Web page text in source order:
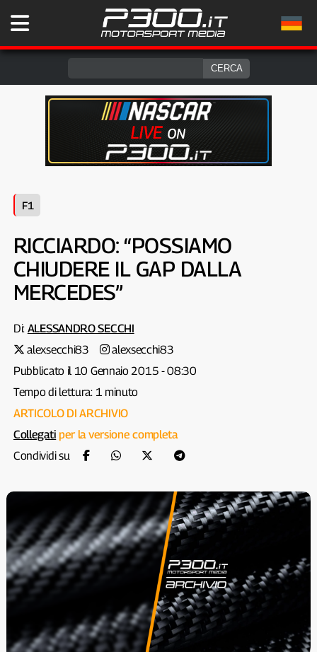
F1
RICCIARDO: “POSSIAMO
CHIUDERE IL GAP DALLA
MERCEDES”
Di: ALESSANDRO SECCHI
alexsecchi83
alexsecchi83
Pubblicato il 10 Gennaio 2015 - 08:30
Tempo di lettura: 1 minuto
ARTICOLO DI ARCHIVIO
Collegati per la versione completa
Condividi su